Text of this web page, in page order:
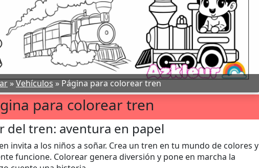
»Vehículos»Página para colorear tren
para colorear tren
del tren: aventura en papel
invita a los niños a soñar. Crea un tren en tu mundo de colores y
funcione. Colorear genera diversión y pone en marcha la